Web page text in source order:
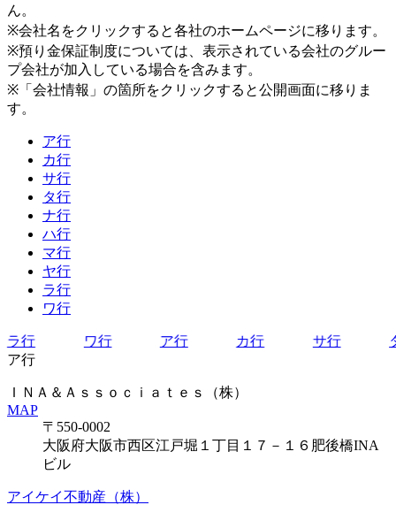
ん。
※会社名をクリックすると各社のホームページに移ります。
※預り金保証制度については、表示されている会社のグルー
プ会社が加入している場合を含みます。
※「会社情報」の箇所をクリックすると公開画面に移りま
す。
ア行
カ行
サ行
タ行
ナ行
ハ行
マ行
ヤ行
ラ行
ワ行
ラ行 ワ行 ア行 カ行 サ行
ア行
ＩＮＡ＆Ａｓｓｏｃｉａｔｅｓ（株）
MAP
〒550-0002
大阪府大阪市西区江戸堀１丁目１７－１６肥後橋INA
ビル
アイケイ不動産（株）